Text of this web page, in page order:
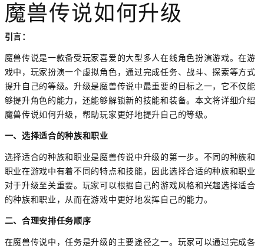
魔兽传说如何升级
引言：
魔兽传说是一款备受玩家喜爱的大型多人在线角色扮演游戏。在游
戏中，玩家扮演一个虚拟角色，通过完成任务、战斗、探索等方式
提升自己的等级。升级是魔兽传说中最重要的目标之一，它不仅能
够提升角色的能力，还能够解锁新的技能和装备。本文将详细介绍
魔兽传说如何升级，帮助玩家更好地提升自己的等级。
一、选择适合的种族和职业
选择适合的种族和职业是魔兽传说中升级的第一步。不同的种族和
职业在游戏中有着不同的特点和技能，因此选择合适的种族和职业
对于升级至关重要。玩家可以根据自己的游戏风格和兴趣选择适合
的种族和职业，从而在游戏中更好地发挥自己的能力。
二、合理安排任务顺序
在魔兽传说中，任务是升级的主要途径之一。玩家可以通过完成各